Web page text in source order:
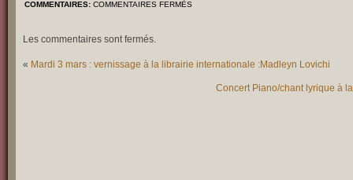
COMMENTAIRES: COMMENTAIRES FERMÉS
Les commentaires sont fermés.
« Mardi 3 mars : vernissage à la librairie internationale :Madleyn Lovichi
Concert Piano/chant lyrique à